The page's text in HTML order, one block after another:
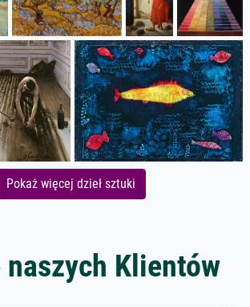
Pokaż więcej dzieł sztuki
naszych Klientów